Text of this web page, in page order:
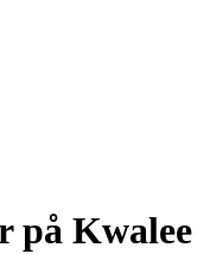
på Kwalee